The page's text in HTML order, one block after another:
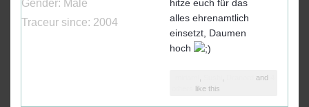
Gender: Male
Traceur since: 2004
hitze euch für das
alles ehrenamtlich
einsetzt, Daumen
hoch
and
like this